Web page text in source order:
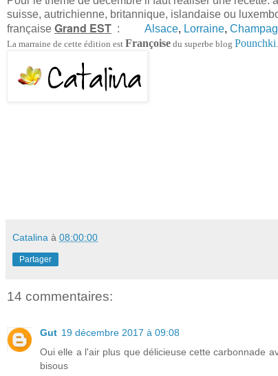
suisse, autrichienne, britannique, islandaise ou
française Grand EST : Alsace, Lorraine,
La marraine de cette édition est Françoise du superbe blog Pounchki.
Catalina à 08:00:00
Partager
14 commentaires:
Gut 19 décembre 2017 à 09:08
Oui elle a l'air plus que délicieuse cette carbonnade
bisous